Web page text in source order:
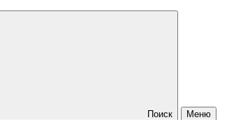
Поиск Меню